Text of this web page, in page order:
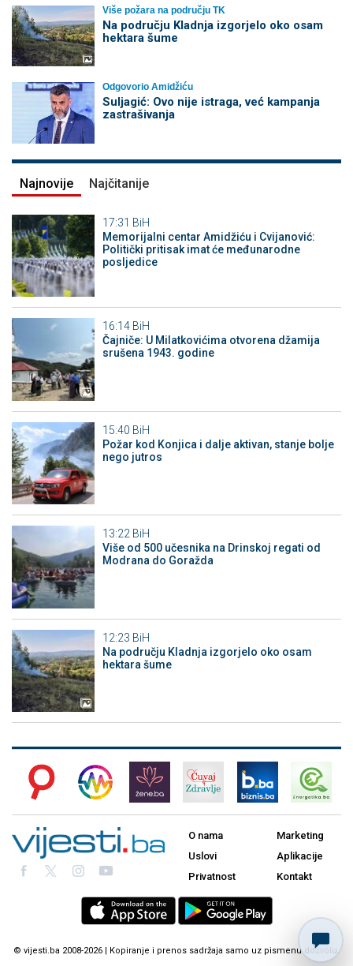
Više požara na području TK
Na području Kladnja izgorjelo oko osam
hektara šume
Odgovorio Amidžiću
Suljagić: Ovo nije istraga, već kampanja
zastrašivanja
Najnovije Najčitanije
17:31 BiH
Memorijalni centar Amidžiću i Cvijanović:
Politički pritisak imat će međunarodne
posljedice
16:14 BiH
Čajniče: U Milatkovićima otvorena džamija
srušena 1943. godine
15:40 BiH
Požar kod Konjica i dalje aktivan, stanje bolje
nego jutros
13:22 BiH
Više od 500 učesnika na Drinskoj regati od
Modrana do Goražda
12:23 BiH
Na području Kladnja izgorjelo oko osam
hektara šume
O nama
Uslovi
Privatnost
Marketing
Aplikacije
Kontakt
© vijesti.ba 2008-2026 | Kopiranje i prenos sadržaja samo uz pismenu dozvolu.